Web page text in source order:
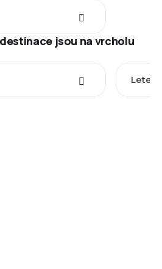
jsou na vrcholu